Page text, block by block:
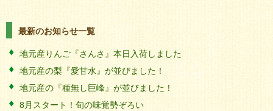
最新のお知らせ一覧
地元産りんご『さんさ』本日入荷しました
地元産の梨『愛甘水』が並びました！
地元産の『種無し巨峰』が並びました！
8月スタート！旬の味覚勢ぞろい